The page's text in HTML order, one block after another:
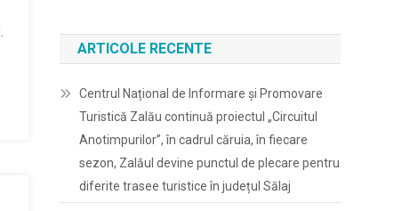
ARTICOLE RECENTE
Centrul Național de Informare și Promovare
Turistică Zalău continuă proiectul „Circuitul
Anotimpurilor”, în cadrul căruia, în fiecare
sezon, Zalăul devine punctul de plecare pentru
diferite trasee turistice în județul Sălaj